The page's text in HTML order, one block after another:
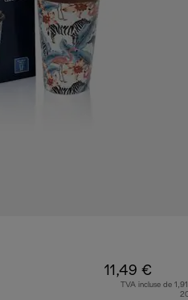
11,49 €
TVA incluse de